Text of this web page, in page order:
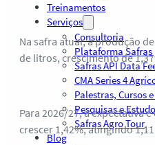
Treinamentos
Serviços
Consultoria
Plataforma Safras
Safras API Data
CMA Series 4
Palestras, Cursos
Pesquisas e
Safras Agro Tour
Blog
Na safra atual, a produção
de litros, crescimento de
Para 2026/27, a expectativa
crescer 1,42%, atingindo